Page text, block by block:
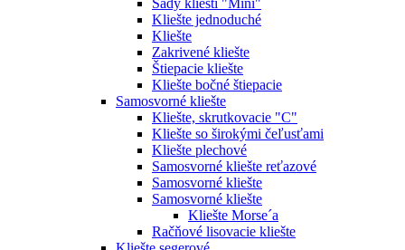
Kliešte jednoduché
Kliešte
Zakrivené kliešte
Štiepacie kliešte
Kliešte bočné štiepacie
Samosvorné kliešte
Kliešte, skrutkovacie "C"
Kliešte so širokými čeľusťami
Kliešte plechové
Samosvorné kliešte reťazové
Samosvorné kliešte
Samosvorné kliešte
Kliešte Morse´a
Račňové lisovacie kliešte